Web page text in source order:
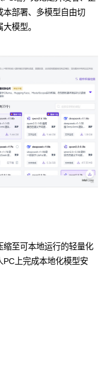
本部署、多模型自由切
模型。
缩至可本地运行的轻量化
PC上完成本地化模型安